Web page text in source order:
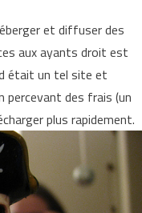
et diffuser des
aux ayants droit est
était un tel site et
percevant des frais (un
plus rapidement.